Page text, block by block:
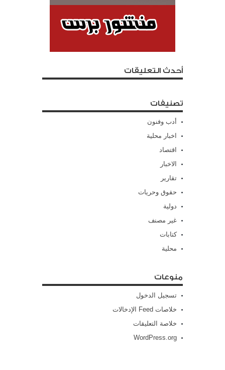
أحدث التعليقات
تصنيفات
أدب وفنون
اخبار محلية
اقتصاد
الاخبار
تقارير
حقوق وحريات
دولية
غير مصنف
كتابات
محلية
منوعات
تسجيل الدخول
خلاصات Feed الإدخالات
خلاصة التعليقات
WordPress.org